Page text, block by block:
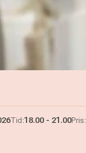
Tid:Pågår mellan
18.00 - och
21.00Pris: